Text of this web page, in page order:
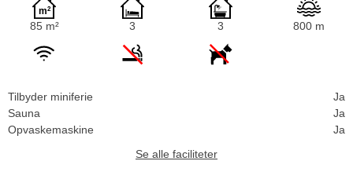
85 m² 3 3 800 m
Tilbyder miniferie
Ja
Sauna
Ja
Opvaskemaskine
Ja
Se alle faciliteter